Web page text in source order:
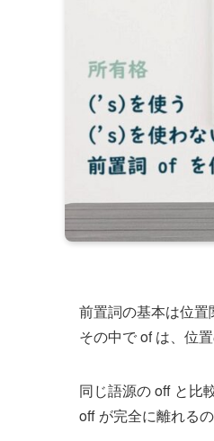
前置詞の基本は位置
その中で of は、位
同じ語源の off と比
off が完全に離れる